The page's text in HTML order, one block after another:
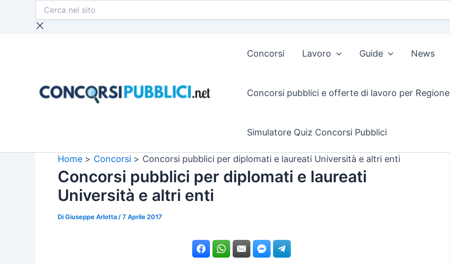
Cerca
sito
Concorsi Lavoro Guide News
Concorsi pubblici e offerte di lavoro per Regione
Simulatore Quiz Concorsi Pubblici
Home Concorsi Concorsi pubblici per diplomati e laureati Università e altri enti
Concorsi pubblici per diplomati e laureati
Università e altri enti
DiGiuseppe Arlotta /7 Aprile 2017